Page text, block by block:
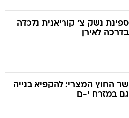
ספינת נשק צ' קוריאנית נלכדה
בדרכה לאירן
שר החוץ המצרי: להקפיא בנייה
גם במזרח י-ם